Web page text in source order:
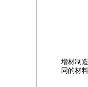
增材制
同的材